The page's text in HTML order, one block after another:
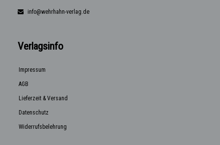
info@wehrhahn-verlag.de
Verlagsinfo
Impressum
AGB
Lieferzeit & Versand
Datenschutz
Widerrufsbelehrung